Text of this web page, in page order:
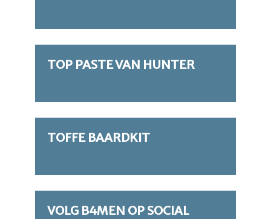
TOP PASTE VAN HUNTER
TOFFE BAARDKIT
VOLG B4MEN OP SOCIAL